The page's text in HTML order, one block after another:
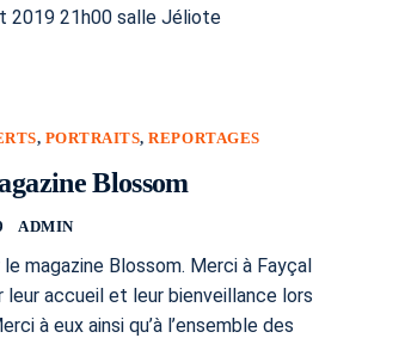
2019 21h00 salle Jéliote
, PORTRAITS,REPORTAGES
Blossom
ADMIN
magazine Blossom. Merci à Fayçal
leur accueil et leur bienveillance lors
à eux ainsi qu’à l’ensemble des